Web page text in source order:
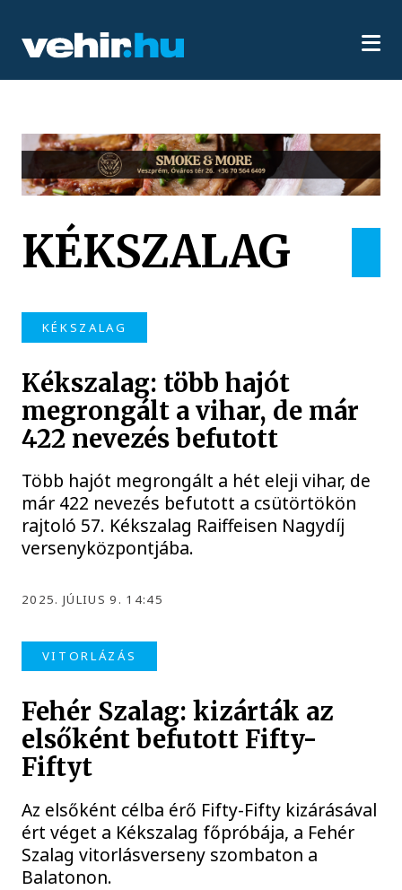
KÉKSZALAG
KÉKSZALAG
Kékszalag: több hajót
megrongált a vihar, de már
422 nevezés befutott
Több hajót megrongált a hét eleji vihar, de
már 422 nevezés befutott a csütörtökön
rajtoló 57. Kékszalag Raiffeisen Nagydíj
versenyközpontjába.
2025. JÚLIUS 9. 14:45
VITORLÁZÁS
Fehér Szalag: kizárták az
elsőként befutott Fifty-
Fiftyt
Az elsőként célba érő Fifty-Fifty kizárásával
ért véget a Kékszalag főpróbája, a Fehér
Szalag vitorlásverseny szombaton a
Balatonon.